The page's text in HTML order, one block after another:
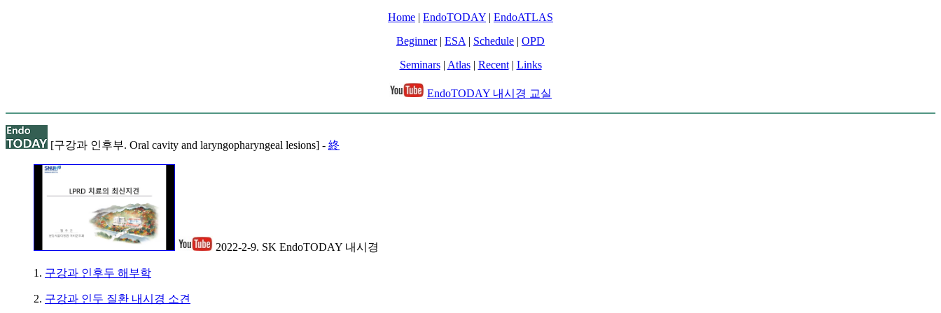
Home | EndoTODAY | EndoATLAS
Beginner| ESA | Schedule | OPD
Seminars| Atlas| Recent| Links
EndoTODAY 내시경 교실
[구강과 인후부. Oral cavity and laryngopharyngeal lesions] - 終
2022-2-9. SK EndoTODAY 내시경
1. 구강과 인후두 해부학
2. 구강과 인두 질환 내시경 소견